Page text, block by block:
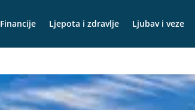
Financije Ljepota i zdravlje Ljubav i veze